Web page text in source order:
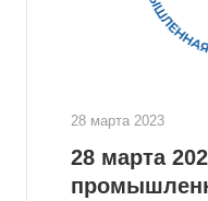
28 марта 2023
28 марта